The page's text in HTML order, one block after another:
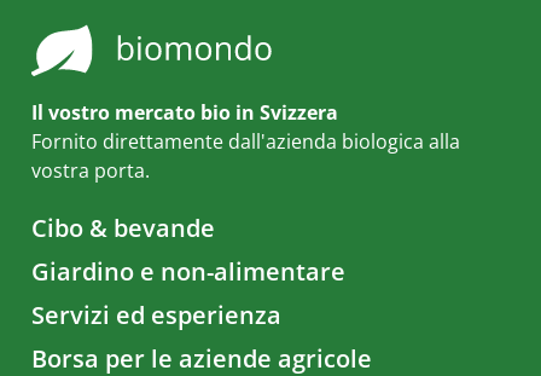
Il vostro mercato bio in Svizzera
Fornito direttamente dall'azienda biologica alla
vostra porta.
Cibo & bevande
Giardino e non-alimentare
Servizi ed esperienza
Borsa per le aziende agricole